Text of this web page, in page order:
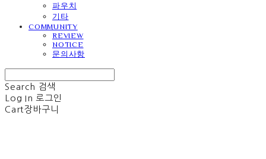
파우치
기타
COMMUNITY
REVIEW
NOTICE
문의사항
Search 검색
Log In 로그인
Cart장바구니